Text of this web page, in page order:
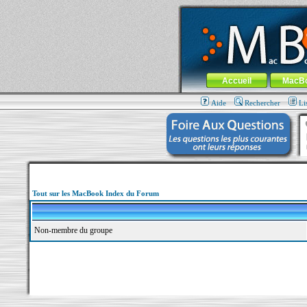
MacBook-fr.com : 100% Apple... 100%
Aller au contenu-Aller au menu
Menu général
Accueil
Aide Rechercher
Tout sur les MacBook Index du Forum
Non-membre du groupe